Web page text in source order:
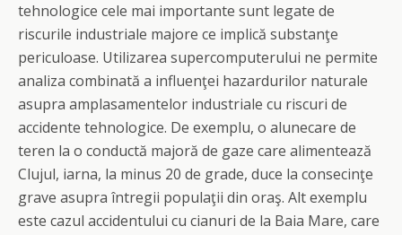
tehnologice cele mai importante sunt legate de
riscurile industriale majore ce implică substanţe
periculoase. Utilizarea supercomputerului ne permite
analiza combinată a influenţei hazardurilor naturale
asupra amplasamentelor industriale cu riscuri de
accidente tehnologice. De exemplu, o alunecare de
teren la o conductă majoră de gaze care alimentează
Clujul, iarna, la minus 20 de grade, duce la consecinţe
grave asupra întregii populaţii din oraş. Alt exemplu
este cazul accidentului cu cianuri de la Baia Mare, care